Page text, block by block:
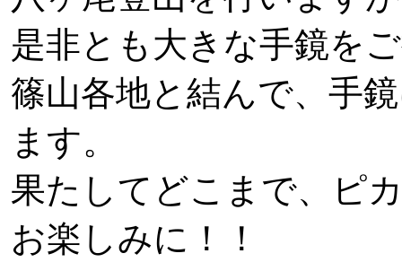
是非とも大きな手鏡を
篠山各地と結んで、手
ます。
果たしてどこまで、ピ
お楽しみに！！